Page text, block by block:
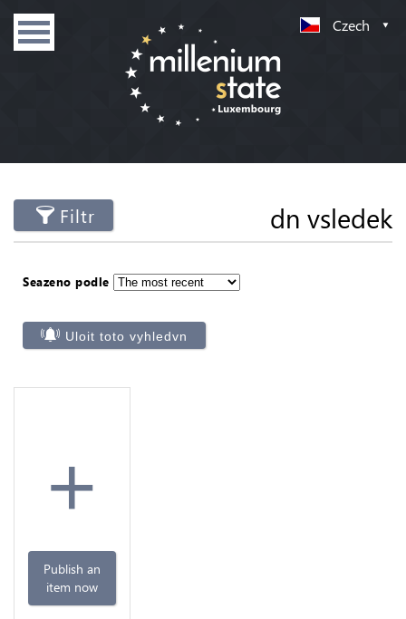
Czech
Filtr dn vsledek
Seazeno podle
Uloit toto vyhledvn
+
Publish an
item now